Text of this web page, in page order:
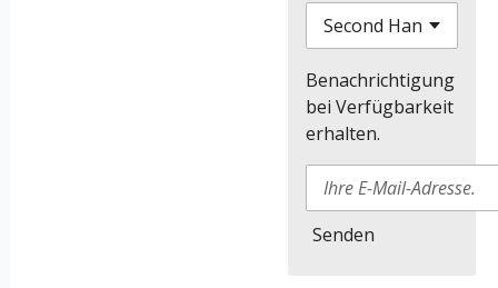
Benachrichtigung
bei Verfügbarkeit
erhalten.
Senden